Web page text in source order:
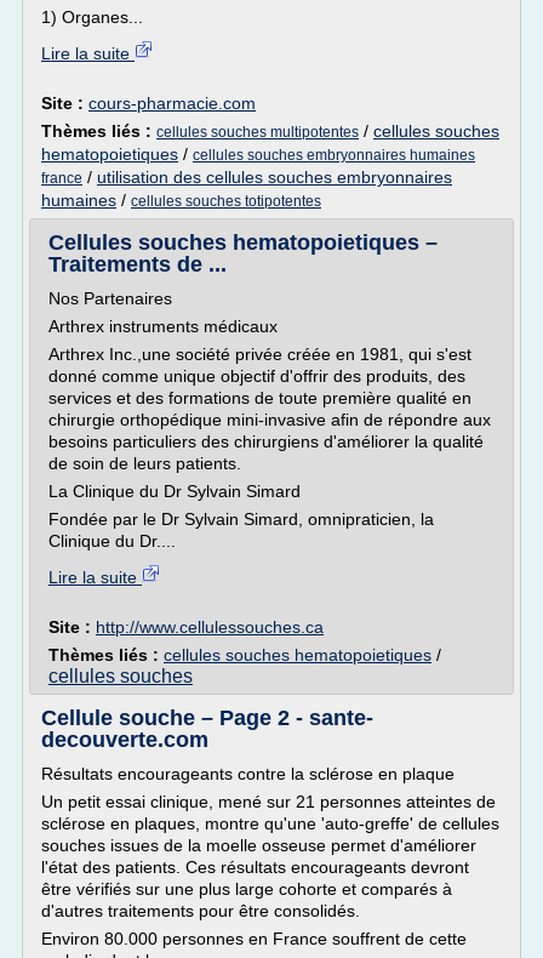
1) Organes...
Lire la suite
Site : cours-pharmacie.com
Thèmes liés : cellules souches multipotentes / cellules souches
hematopoietiques / cellules souches embryonnaires humaines
france / utilisation des cellules souches embryonnaires
humaines / cellules souches totipotentes
Cellules souches hematopoietiques –
Traitements de ...
Nos Partenaires
Arthrex instruments médicaux
Arthrex Inc.,une société privée créée en 1981, qui s'est
donné comme unique objectif d'offrir des produits, des
services et des formations de toute première qualité en
chirurgie orthopédique mini-invasive afin de répondre aux
besoins particuliers des chirurgiens d'améliorer la qualité
de soin de leurs patients.
La Clinique du Dr Sylvain Simard
Fondée par le Dr Sylvain Simard, omnipraticien, la
Clinique du Dr....
Lire la suite
Site : http://www.cellulessouches.ca
Thèmes liés : cellules souches hematopoietiques /
cellules souches
Cellule souche – Page 2 - sante-
decouverte.com
Résultats encourageants contre la sclérose en plaque
Un petit essai clinique, mené sur 21 personnes atteintes de
sclérose en plaques, montre qu'une 'auto-greffe' de cellules
souches issues de la moelle osseuse permet d'améliorer
l'état des patients. Ces résultats encourageants devront
être vérifiés sur une plus large cohorte et comparés à
d'autres traitements pour être consolidés.
Environ 80.000 personnes en France souffrent de cette